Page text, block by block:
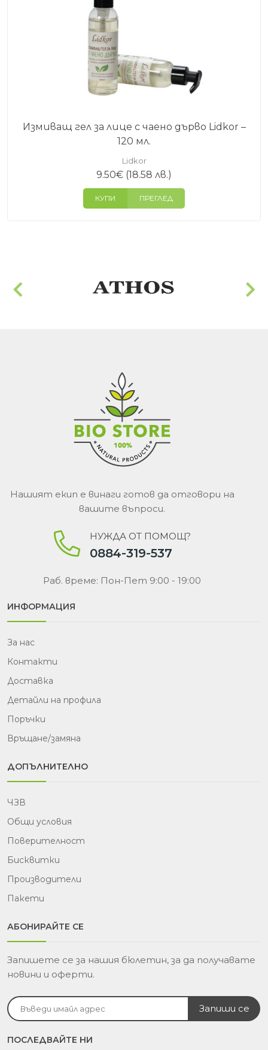
Измиващ гел за лице с чаено дърво Lidkor –
120 мл.
Lidkor
9.50€ (18.58 лв.)
КУПИ ПРЕГЛЕД
Нашият екип е винаги готов да отговори на
вашите въпроси.
НУЖДА ОТ ПОМОЩ?
0884-319-537
Раб. време: Пон-Пет 9:00 - 19:00
ИНФОРМАЦИЯ
За нас
Контакти
Доставка
Детайли на профила
Поръчки
Връщане/замяна
ДОПЪЛНИТЕЛНО
ЧЗВ
Общи условия
Поверителност
Бисквитки
Производители
Пакети
АБОНИРАЙТЕ СЕ
Запишете се за нашия бюлетин, за да получавате
новини и оферти.
ПОСЛЕДВАЙТЕ НИ